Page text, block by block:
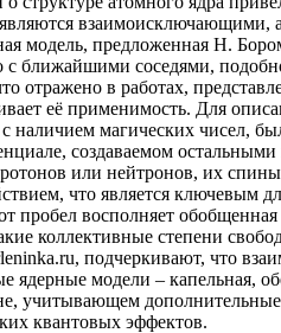
взаимоисключающими,
модель, предложенная Н.
с ближайшими соседями,
отражено в работах,
её применимость. Для
с наличием магических чисел,
создаваемом
или нейтронов, их
что является ключевым
пробел восполняет
коллективные степени
подчеркивают, что
ядерные модели – капельная,
учитывающем
квантовых эффектов.